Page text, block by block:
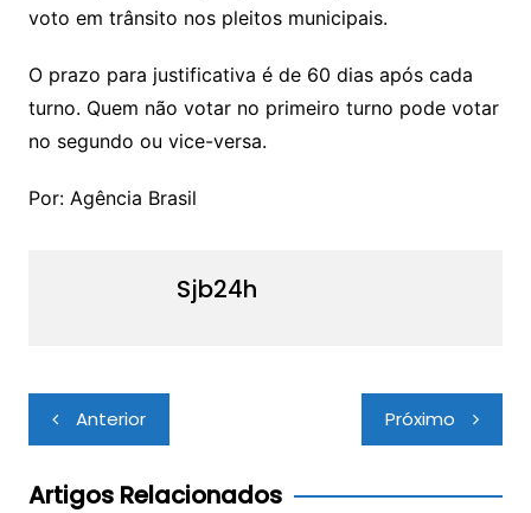
voto em trânsito nos pleitos municipais.
O prazo para justificativa é de 60 dias após cada
turno. Quem não votar no primeiro turno pode votar
no segundo ou vice-versa.
Por: Agência Brasil
Sjb24h
Navegação
de
Post
Anterior Próximo
Artigos Relacionados